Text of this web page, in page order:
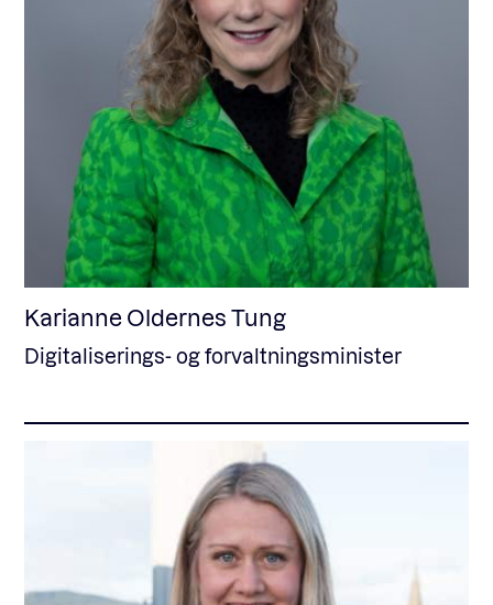
Karianne Oldernes Tung
Digitaliserings- og forvaltningsminister